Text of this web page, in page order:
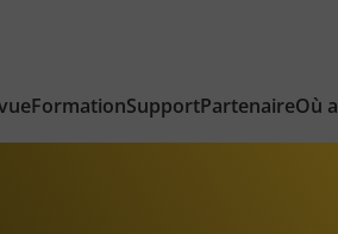
FormationSupportPartenaireOù